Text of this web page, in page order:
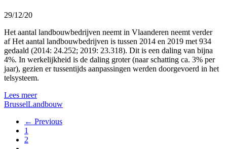
29/12/20
Het aantal landbouwbedrijven neemt in Vlaanderen neemt verder
afHet aantal landbouwbedrijven is tussen 2014 en 2019 met 934
gedaald (2014: 24.252; 2019: 23.318). Dit is een daling van bijna
4%. In werkelijkheid is de daling groter (naar schatting ca. 3% per
jaar), gezien er tussentijds aanpassingen werden doorgevoerd in het
telsysteem.
Lees meer
BrusselLandbouw
← Previous
1
2